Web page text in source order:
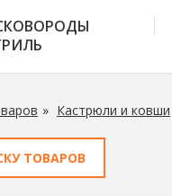
Кастрюли и ковши
ТОВАРОВ